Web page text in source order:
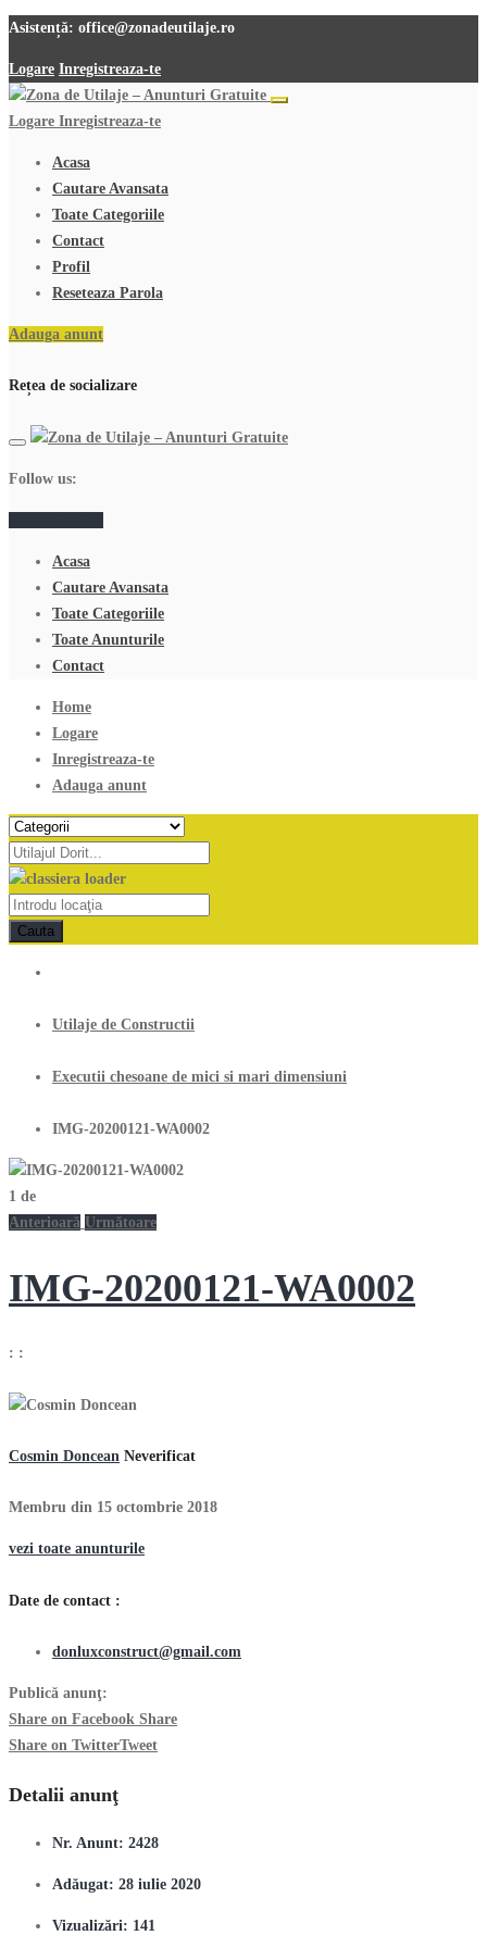
Asistență: office@zonadeutilaje.ro
Logare Inregistreaza-te
Logare Inregistreaza-te
Acasa
Cautare Avansata
Toate Categoriile
Contact
Profil
Reseteaza Parola
Adauga anunt
Rețea de socializare
Follow us:
Acasa
Cautare Avansata
Toate Categoriile
Toate Anunturile
Contact
Home
Logare
Inregistreaza-te
Adauga anunt
Cauta
Utilaje de Constructii
Executii chesoane de mici si mari dimensiuni
IMG-20200121-WA0002
1 de
Anterioară Următoare
IMG-20200121-WA0002
: :
Cosmin Doncean Neverificat
Membru din 15 octombrie 2018
vezi toate anunturile
Date de contact :
donluxconstruct@gmail.com
Publică anunţ:
Share on Facebook Share
Share on TwitterTweet
Detalii anunţ
Nr. Anunt: 2428
Adăugat: 28 iulie 2020
Vizualizări: 141